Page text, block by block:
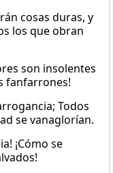
cosas duras, y
los que obran
son insolentes
fanfarrones!
Todos
se vanaglorían.
¡Cómo se